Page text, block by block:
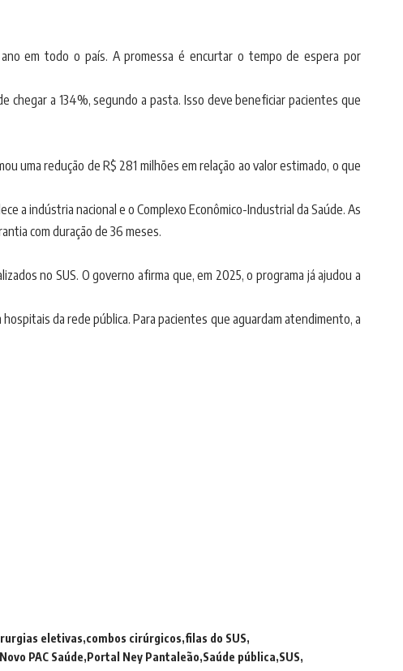
em todo o país. A promessa é encurtar o tempo de espera por
chegar a 134%, segundo a pasta. Isso deve beneficiar pacientes que
uma redução de R$ 281 milhões em relação ao valor estimado, o que
a indústria nacional e o Complexo Econômico-Industrial da Saúde. As
com duração de 36 meses.
no SUS. O governo afirma que, em 2025, o programa já ajudou a
da rede pública. Para pacientes que aguardam atendimento, a
eletivas combos cirúrgicos filas do SUS
Novo PAC Saúde Portal Ney Pantaleão Saúde pública SUS